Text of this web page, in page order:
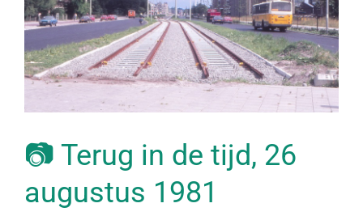
📷 Terug in de tijd, 26
augustus 1981